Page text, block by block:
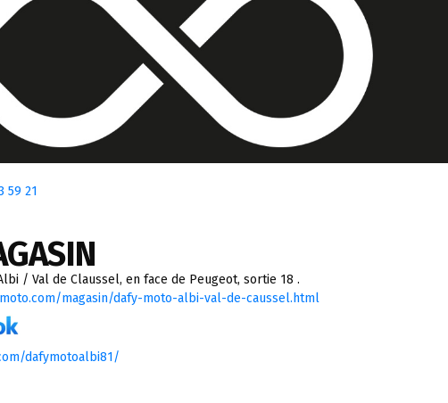
59 21
/ Val de Claussel, en face de Peugeot, sortie 18 .
magasin/dafy-moto-albi-val-de-caussel.html
dafymotoalbi81/